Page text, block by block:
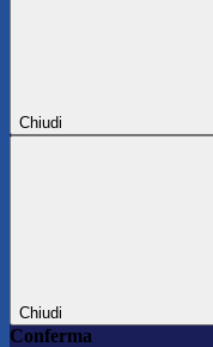
Chiudi
Chiudi
Conferma